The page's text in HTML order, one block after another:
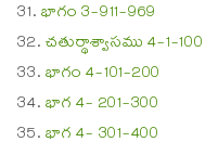
భాగం 3-911-969
చతుర్థాశ్వాసము 4-1-100
భాగం 4-101-200
భాగ 4- 201-300
భాగ 4- 301-400